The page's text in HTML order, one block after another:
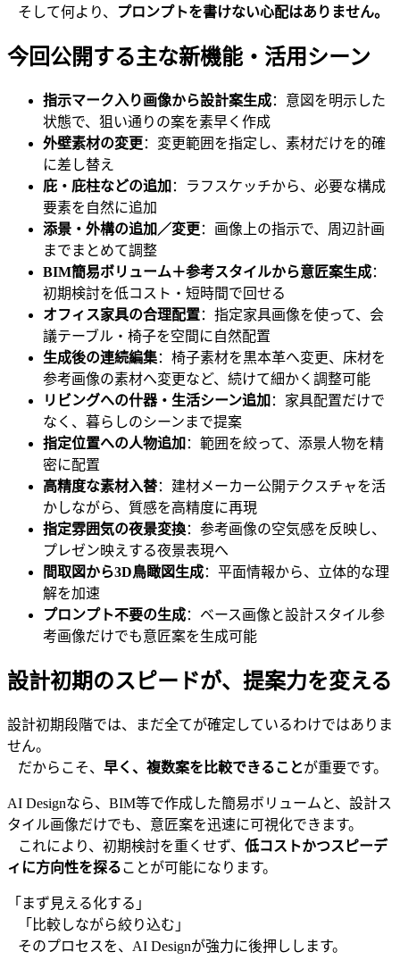
そして何より、 プロンプトを書けない心配はありません。
今回公開する主な新機能・活用シーン
指示マーク入り画像から設計案生成：意図を明示した
状態で、狙い通りの案を素早く作成
外壁素材の変更 ：変更範囲を指定し、素材だけを的確
に差し替え
庇・庇柱などの追加 ：ラフスケッチから、必要な構成
要素を自然に追加
添景・外構の追加／変更 ：画像上の指示で、周辺計画
までまとめて調整
BIM簡易ボリューム＋参考スタイルから意匠案生成：
初期検討を低コスト・短時間で回せる
オフィス家具の合理配置：指定家具画像を使って、会
議テーブル・椅子を空間に自然配置
生成後の連続編集：椅子素材を黒本革へ変更、床材を
参考画像の素材へ変更など、続けて細かく調整可能
リビングへの什器・生活シーン追加 ：家具配置だけで
なく、暮らしのシーンまで提案
指定位置への人物追加 ：範囲を絞って、添景人物を精
密に配置
高精度な素材入替：建材メーカー公開テクスチャを活
かしながら、質感を高精度に再現
指定雰囲気の夜景変換：参考画像の空気感を反映し、
プレゼン映えする夜景表現へ
間取図から3D鳥瞰図生成：平面情報から、立体的な理
解を加速
プロンプト不要の生成：ベース画像と設計スタイル参
考画像だけでも意匠案を生成可能
設計初期のスピードが、提案力を変える
設計初期段階では、まだ全てが確定しているわけではありま
せん。
だからこそ、 早く、複数案を比較できることが重要です。
AI Designなら、BIM等で作成した簡易ボリュームと、設計ス
タイル画像だけでも、意匠案を迅速に可視化できます。
これにより、初期検討を重くせず、 低コストかつスピーデ
ィに方向性を探ることが可能になります。
「まず見える化する」
「比較しながら絞り込む」
そのプロセスを、AI Designが強力に後押しします。